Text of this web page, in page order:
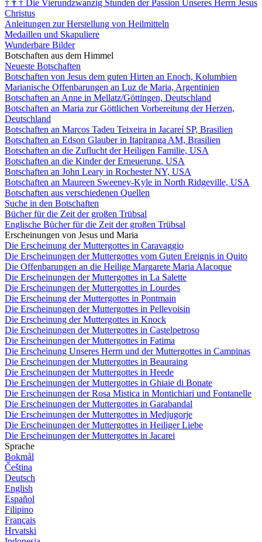
† † † Die Vierundzwanzig Stunden der Passion Unseres Herrn Jesus
Christus
Anleitungen zur Herstellung von Heilmitteln
Medaillen und Skapuliere
Wunderbare Bilder
Botschaften aus dem Himmel
Neueste Botschaften
Botschaften von Jesus dem guten Hirten an Enoch, Kolumbien
Marianische Offenbarungen an Luz de Maria, Argentinien
Botschaften an Anne in Mellatz/Göttingen, Deutschland
Botschaften an Maria zur Göttlichen Vorbereitung der Herzen,
Deutschland
Botschaften an Marcos Tadeu Teixeira in Jacareí SP, Brasilien
Botschaften an Edson Glauber in Itapiranga AM, Brasilien
Botschaften an die Zuflucht der Heiligen Familie, USA
Botschaften an die Kinder der Erneuerung, USA
Botschaften an John Leary in Rochester NY, USA
Botschaften an Maureen Sweeney-Kyle in North Ridgeville, USA
Botschaften aus verschiedenen Quellen
Suche in den Botschaften
Bücher für die Zeit der großen Trübsal
Englische Bücher für die Zeit der großen Trübsal
Erscheinungen von Jesus und Maria
Die Erscheinung der Muttergottes in Caravaggio
Die Erscheinungen der Muttergottes vom Guten Ereignis in Quito
Die Offenbarungen an die Heilige Margarete Maria Alacoque
Die Erscheinungen der Muttergottes in La Salette
Die Erscheinungen der Muttergottes in Lourdes
Die Erscheinung der Muttergottes in Pontmain
Die Erscheinungen der Muttergottes in Pellevoisin
Die Erscheinung der Muttergottes in Knock
Die Erscheinungen der Muttergottes in Castelpetroso
Die Erscheinungen der Muttergottes in Fatima
Die Erscheinung Unseres Herrn und der Muttergottes in Campinas
Die Erscheinungen der Muttergottes in Beauraing
Die Erscheinungen der Muttergottes in Heede
Die Erscheinungen der Muttergottes in Ghiaie di Bonate
Die Erscheinungen der Rosa Mistica in Montichiari und Fontanelle
Die Erscheinungen der Muttergottes in Garabandal
Die Erscheinungen der Muttergottes in Medjugorje
Die Erscheinungen der Muttergottes in Heiliger Liebe
Die Erscheinungen der Muttergottes in Jacarei
Sprache
Bokmål
Čeština
Deutsch
English
Español
Filipino
Français
Hrvatski